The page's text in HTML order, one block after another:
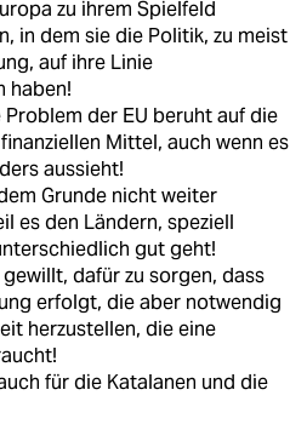
zu ihrem Spielfeld
in dem sie die Politik, zu meist
auf ihre Linie
haben!
der EU beruht auf die
Mittel, auch wenn es
aussieht!
Grunde nicht weiter
es den Ländern, speziell
gut geht!
dafür zu sorgen, dass
erfolgt, die aber notwendig
herzustellen, die eine
für die Katalanen und die